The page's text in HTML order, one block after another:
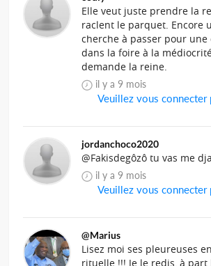
Elle veut juste prendre la
raclent le parquet. Encore
cherche à passer pour une
dans la foire à la
demande la reine.
il y a 9 mois
Veuillez vous connecter
jordanchoco2020
@Fakisdegôzô tu vas me
il y a 9 mois
Veuillez vous connecter
@Marius
Lisez moi ses pleureuses
rituelle !!! Je le redis, à part